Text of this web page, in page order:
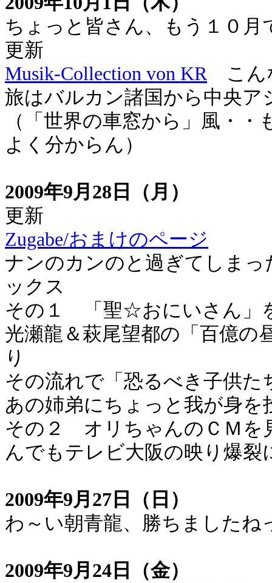
ちょっと皆さん、もう１０月
更新
Musik-Collection von KRこん
旅はバルカン諸国から中央ア
（「世界の車窓から」風・
よく分からん）
2009年9月28日（月）
更新
Zugabe/おまけのページ
ナンのカンのと過ぎてしま
ックス
その１ 「聖☆おにいさん」
光瀬龍＆萩尾望都の「百億の
り
その流れで「恐るべき子供た
あの姉弟にちょっと我が身
その２ オリちゃんのＣＭを
んでもテレビ大阪の映り爆裂
2009年9月27日（日）
わ～い朝青龍、勝ちましたね
2009年9月24日（金）